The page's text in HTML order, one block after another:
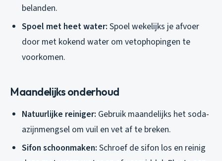
belanden.
Spoel met heet water: Spoel wekelijks je afvoer
door met kokend water om vetophopingen te
voorkomen.
Maandelijks onderhoud
Natuurlijke reiniger: Gebruik maandelijks het soda-
azijnmengsel om vuil en vet af te breken.
Sifon schoonmaken: Schroef de sifon los en reinig